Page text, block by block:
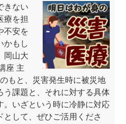
きない
療を担
不安を
かもし
岡山大
座 主
もと、災害発生時に被災地
う課題と、それに対する具体
。いざという時に冷静に対応
して、ぜひご活用くださ